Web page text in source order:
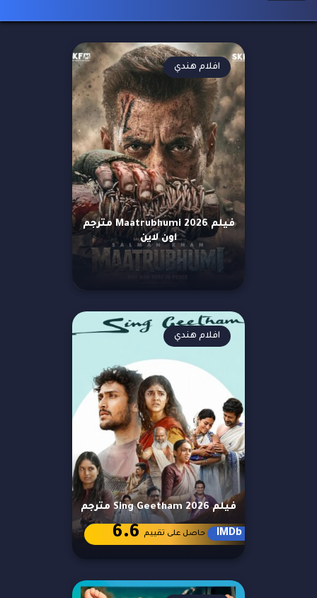
فيلم Maatrubhumi 2026 مترجم
اون لاين
افلام هندي
فيلم Sing Geetham 2026 مترجم
افلام هندي
IMDb حاصل على تقييم 6.6